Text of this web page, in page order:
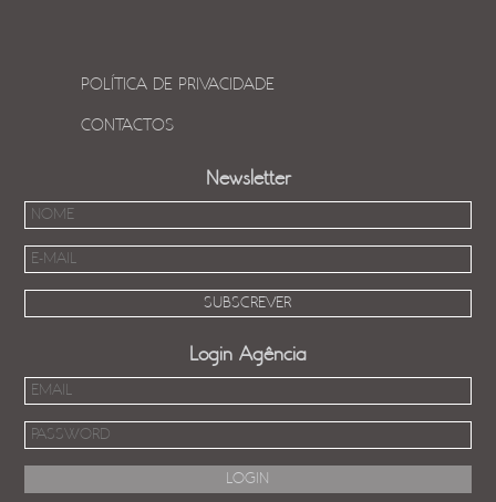
POLÍTICA DE PRIVACIDADE
CONTACTOS
Newsletter
Login Agência